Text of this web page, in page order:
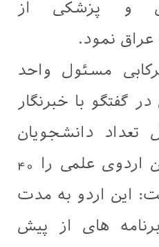
و پزشکی از
نمود.
مسئول واحد
گفتگو با خبرنگار
تعداد دانشجویان
شرکت کننده در این اردوی علمی را 40
این اردو به مدت
برنامه های از پیش